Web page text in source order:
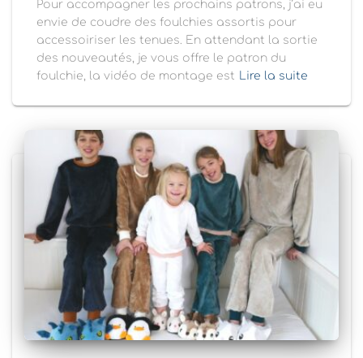
Pour accompagner les prochains patrons, j’ai eu
envie de coudre des foulchies assortis pour
accessoiriser les tenues. En attendant la sortie
des nouveautés, je vous offre le patron du
foulchie, la vidéo de montage est Lire la suite